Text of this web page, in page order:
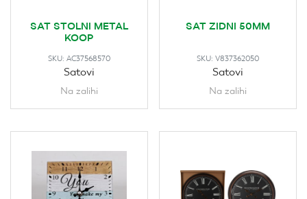
SAT STOLNI METAL
KOOP
SKU: AC37568570
Satovi
Na zalihi
SAT ZIDNI 50MM
SKU:V837362050
Satovi
Na zalihi